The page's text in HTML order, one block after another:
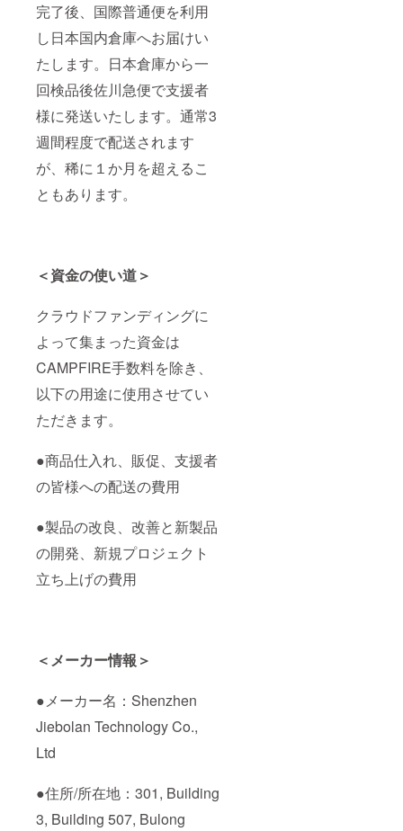
完了後、国際普通便を利用
し日本国内倉庫へお届けい
たします。日本倉庫から一
回検品後佐川急便で支援者
様に発送いたします。通常3
週間程度で配送されます
が、稀に１か月を超えるこ
ともあります。
＜資金の使い道＞
クラウドファンディングに
よって集まった資金は
CAMPFIRE手数料を除き、
以下の用途に使用させてい
ただきます。
●商品仕入れ、販促、支援者
の皆様への配送の費用
●製品の改良、改善と新製品
の開発、新規プロジェクト
立ち上げの費用
＜メーカー情報＞
●メーカー名：Shenzhen
Jiebolan Technology Co.,
Ltd
●住所/所在地：301, Building
3, Building 507, Bulong